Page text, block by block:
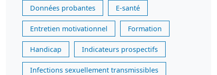
Données probantes E-santé
Entretien motivationnel Formation
Handicap Indicateurs prospectifs
Infections sexuellement transmissibles